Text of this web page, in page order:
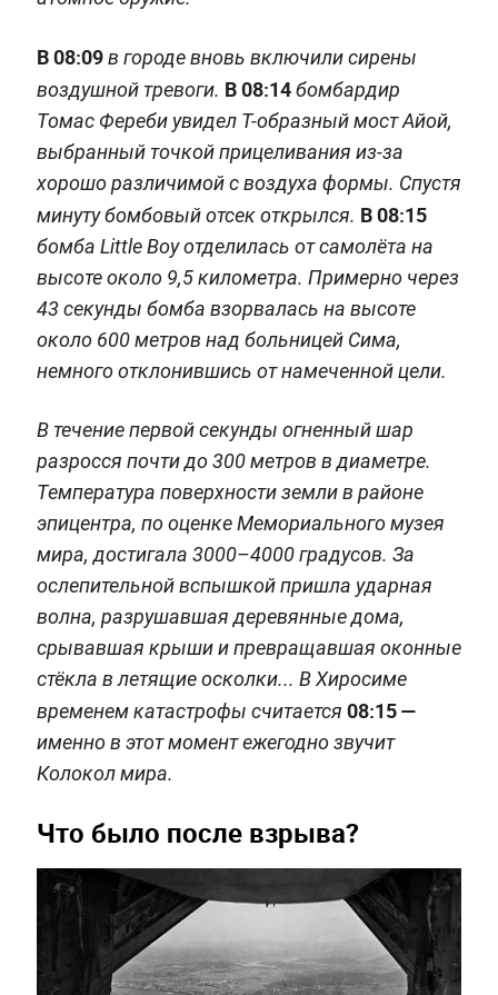
В 08:09в городе вновь включили сирены
воздушной тревоги. В 08:14бомбардир
Томас Фереби увидел Т-образный мост Айой,
выбранный точкой прицеливания из-за
хорошо различимой с воздуха формы. Спустя
минуту бомбовый отсек открылся. В 08:15
бомба Little Boy отделилась от самолёта на
высоте около 9,5 километра. Примерно через
43 секунды бомба взорвалась на высоте
около 600 метров над больницей Сима,
немного отклонившись от намеченной цели.
В течение первой секунды огненный шар
разросся почти до 300 метров в диаметре.
Температура поверхности земли в районе
эпицентра, по оценке Мемориального музея
мира, достигала 3000–4000 градусов. За
ослепительной вспышкой пришла ударная
волна, разрушавшая деревянные дома,
срывавшая крыши и превращавшая оконные
стёкла в летящие осколки... В Хиросиме
временем катастрофы считается 08:15 —
именно в этот момент ежегодно звучит
Колокол мира.
Что было после взрыва?